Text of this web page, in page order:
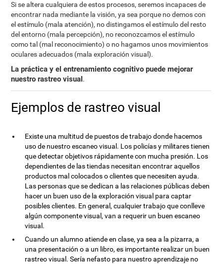
Si se altera cualquiera de estos procesos, seremos incapaces de
encontrar nada mediante la visión, ya sea porque no demos con
el estímulo (mala atención), no distingamos el estímulo del resto
del entorno (mala percepción), no reconozcamos el estímulo
como tal (mal reconocimiento) o no hagamos unos movimientos
oculares adecuados (mala exploración visual).
La práctica y el entrenamiento cognitivo puede mejorar
nuestro rastreo visual.
Ejemplos de rastreo visual
Existe una multitud de puestos de trabajo donde hacemos
uso de nuestro escaneo visual. Los policías y militares tienen
que detectar objetivos rápidamente con mucha presión. Los
dependientes de las tiendas necesitan encontrar aquellos
productos mal colocados o clientes que necesiten ayuda.
Las personas que se dedican a las relaciones públicas deben
hacer un buen uso de la exploración visual para captar
posibles clientes. En general, cualquier trabajo que conlleve
algún componente visual, van a requerir un buen escaneo
visual.
Cuando un alumno atiende en clase, ya sea a la pizarra, a
una presentación o a un libro, es importante realizar un buen
rastreo visual. Sería nefasto para nuestro aprendizaje no